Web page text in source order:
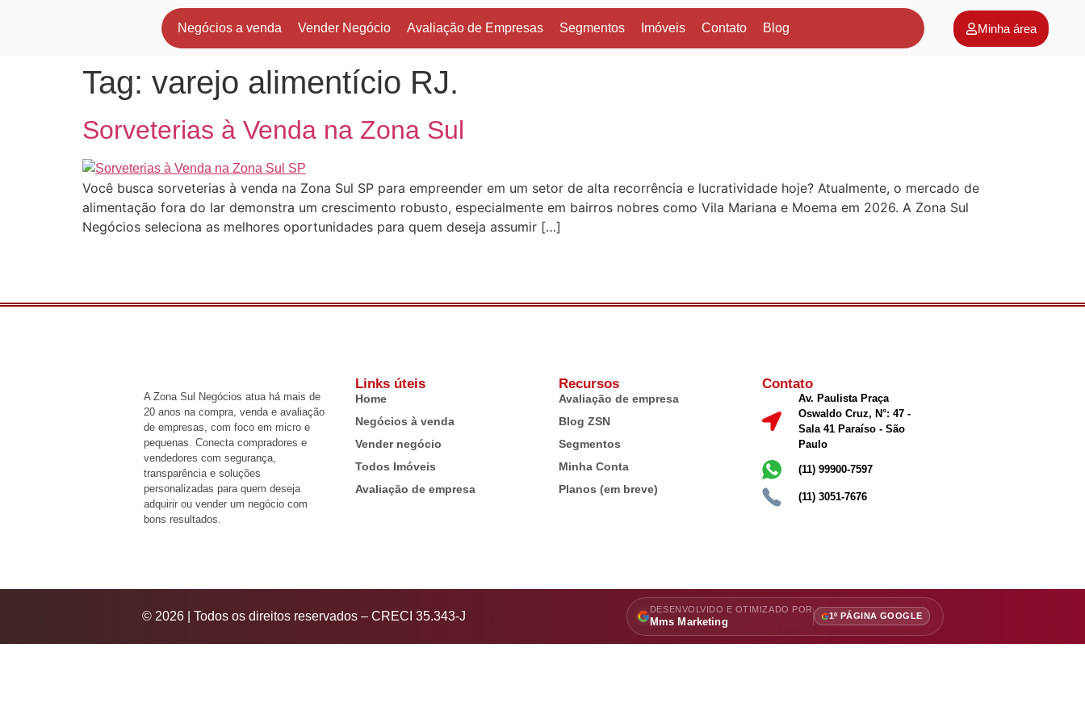
Negócios a venda Vender Negócio Avaliação de Empresas Segmentos Imóveis Contato Blog Minha área
Tag: varejo alimentício RJ.
Sorveterias à Venda na Zona Sul
Você busca sorveterias à venda na Zona Sul SP para empreender em um setor de alta recorrência e lucratividade hoje? Atualmente, o mercado de
alimentação fora do lar demonstra um crescimento robusto, especialmente em bairros nobres como Vila Mariana e Moema em 2026. A Zona Sul
Negócios seleciona as melhores oportunidades para quem deseja assumir […]
A Zona Sul Negócios atua há mais de
20 anos na compra, venda e avaliação
de empresas, com foco em micro e
pequenas. Conecta compradores e
vendedores com segurança,
transparência e soluções
personalizadas para quem deseja
adquirir ou vender um negócio com
bons resultados.
Links úteis
Home
Negócios à venda
Vender negócio
Todos Imóveis
Avaliação de empresa
Recursos
Avaliação de empresa
Blog ZSN
Segmentos
Minha Conta
Planos (em breve)
Contato
Av. Paulista Praça
Oswaldo Cruz, N°: 47 -
Sala 41 Paraíso - São
Paulo
(11) 99900-7597
(11) 3051-7676
© 2026 | Todos os direitos reservados – CRECI 35.343-J DESENVOLVIDO E OTIMIZADO POR
Mms Marketing 1º PÁGINA GOOGLE